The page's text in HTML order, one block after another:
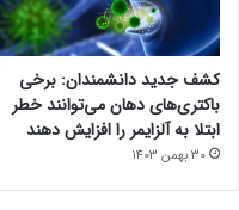
کشف جدید دانشمندان: برخی
باکتری‌های دهان می‌توانند خطر
ابتلا به آلزایمر را افزایش دهند
30 بهمن 1403